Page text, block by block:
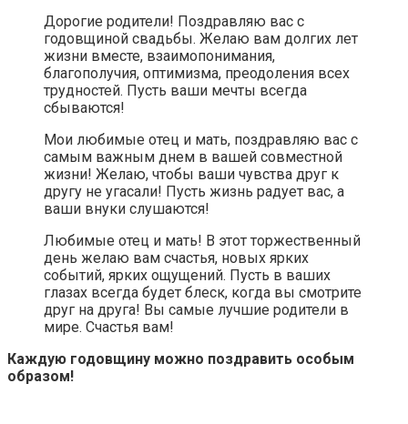
Дорогие родители! Поздравляю вас с
годовщиной свадьбы. Желаю вам долгих лет
жизни вместе, взаимопонимания,
благополучия, оптимизма, преодоления всех
трудностей. Пусть ваши мечты всегда
сбываются!
Мои любимые отец и мать, поздравляю вас с
самым важным днем в вашей совместной
жизни! Желаю, чтобы ваши чувства друг к
другу не угасали! Пусть жизнь радует вас, а
ваши внуки слушаются!
Любимые отец и мать! В этот торжественный
день желаю вам счастья, новых ярких
событий, ярких ощущений. Пусть в ваших
глазах всегда будет блеск, когда вы смотрите
друг на друга! Вы самые лучшие родители в
мире. Счастья вам!
Каждую годовщину можно поздравить особым
образом!